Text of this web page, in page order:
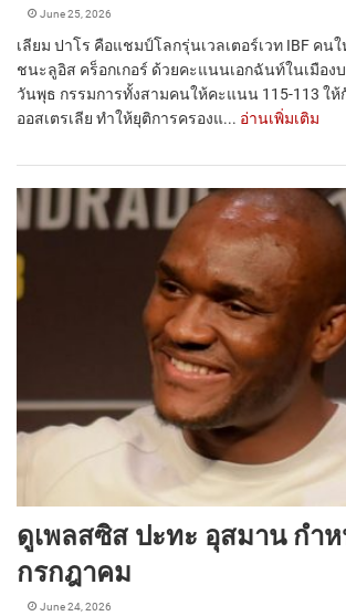
June 25, 2026
เลียม ปาโร คือแชมป์โลกรุ่นเวลเตอร์เวท IBF คนใ
ชนะลูอิส คร็อกเกอร์ ด้วยคะแนนเอกฉันท์ในเมือง
วันพุธ กรรมการทั้งสามคนให้คะแนน 115-113 ใ
ออสเตรเลีย ทำให้ยุติการครองแ... อ่านเพิ่มเติม
ดูเพลสซิส ปะทะ อุสมาน กำ
กรกฎาคม
June 24, 2026